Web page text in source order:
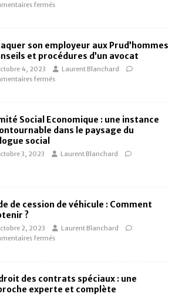
fermés
son employeur aux Prud’hommes
et procédures d’un avocat
4, 2023
Laurent Blanchard
fermés
Social Economique : une instance
dans le paysage du
social
3, 2023
Laurent Blanchard
de cession de véhicule : Comment
?
2, 2023
Laurent Blanchard
fermés
des contrats spéciaux : une
experte et complète